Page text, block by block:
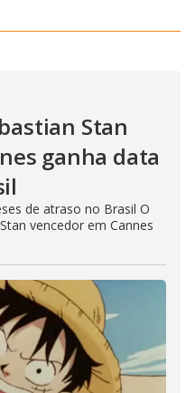
Stan
ganha data
de atraso no Brasil O
vencedor em Cannes